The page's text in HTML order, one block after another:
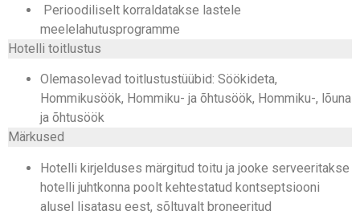
Perioodiliselt korraldatakse lastele
meelelahutusprogramme
Hotelli toitlustus
Olemasolevad toitlustustüübid: Söökideta,
Hommikusöök, Hommiku- ja õhtusöök, Hommiku-, lõuna
ja õhtusöök
Märkused
Hotelli kirjelduses märgitud toitu ja jooke serveeritakse
hotelli juhtkonna poolt kehtestatud kontseptsiooni
alusel lisatasu eest, sõltuvalt broneeritud